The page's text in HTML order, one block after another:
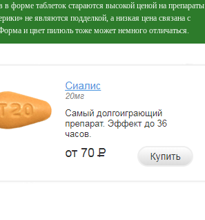
форме таблеток стараются высокой ценой на препараты
не являются подделкой, а низкая цена связана с
и цвет пилюль тоже может немного отличаться.